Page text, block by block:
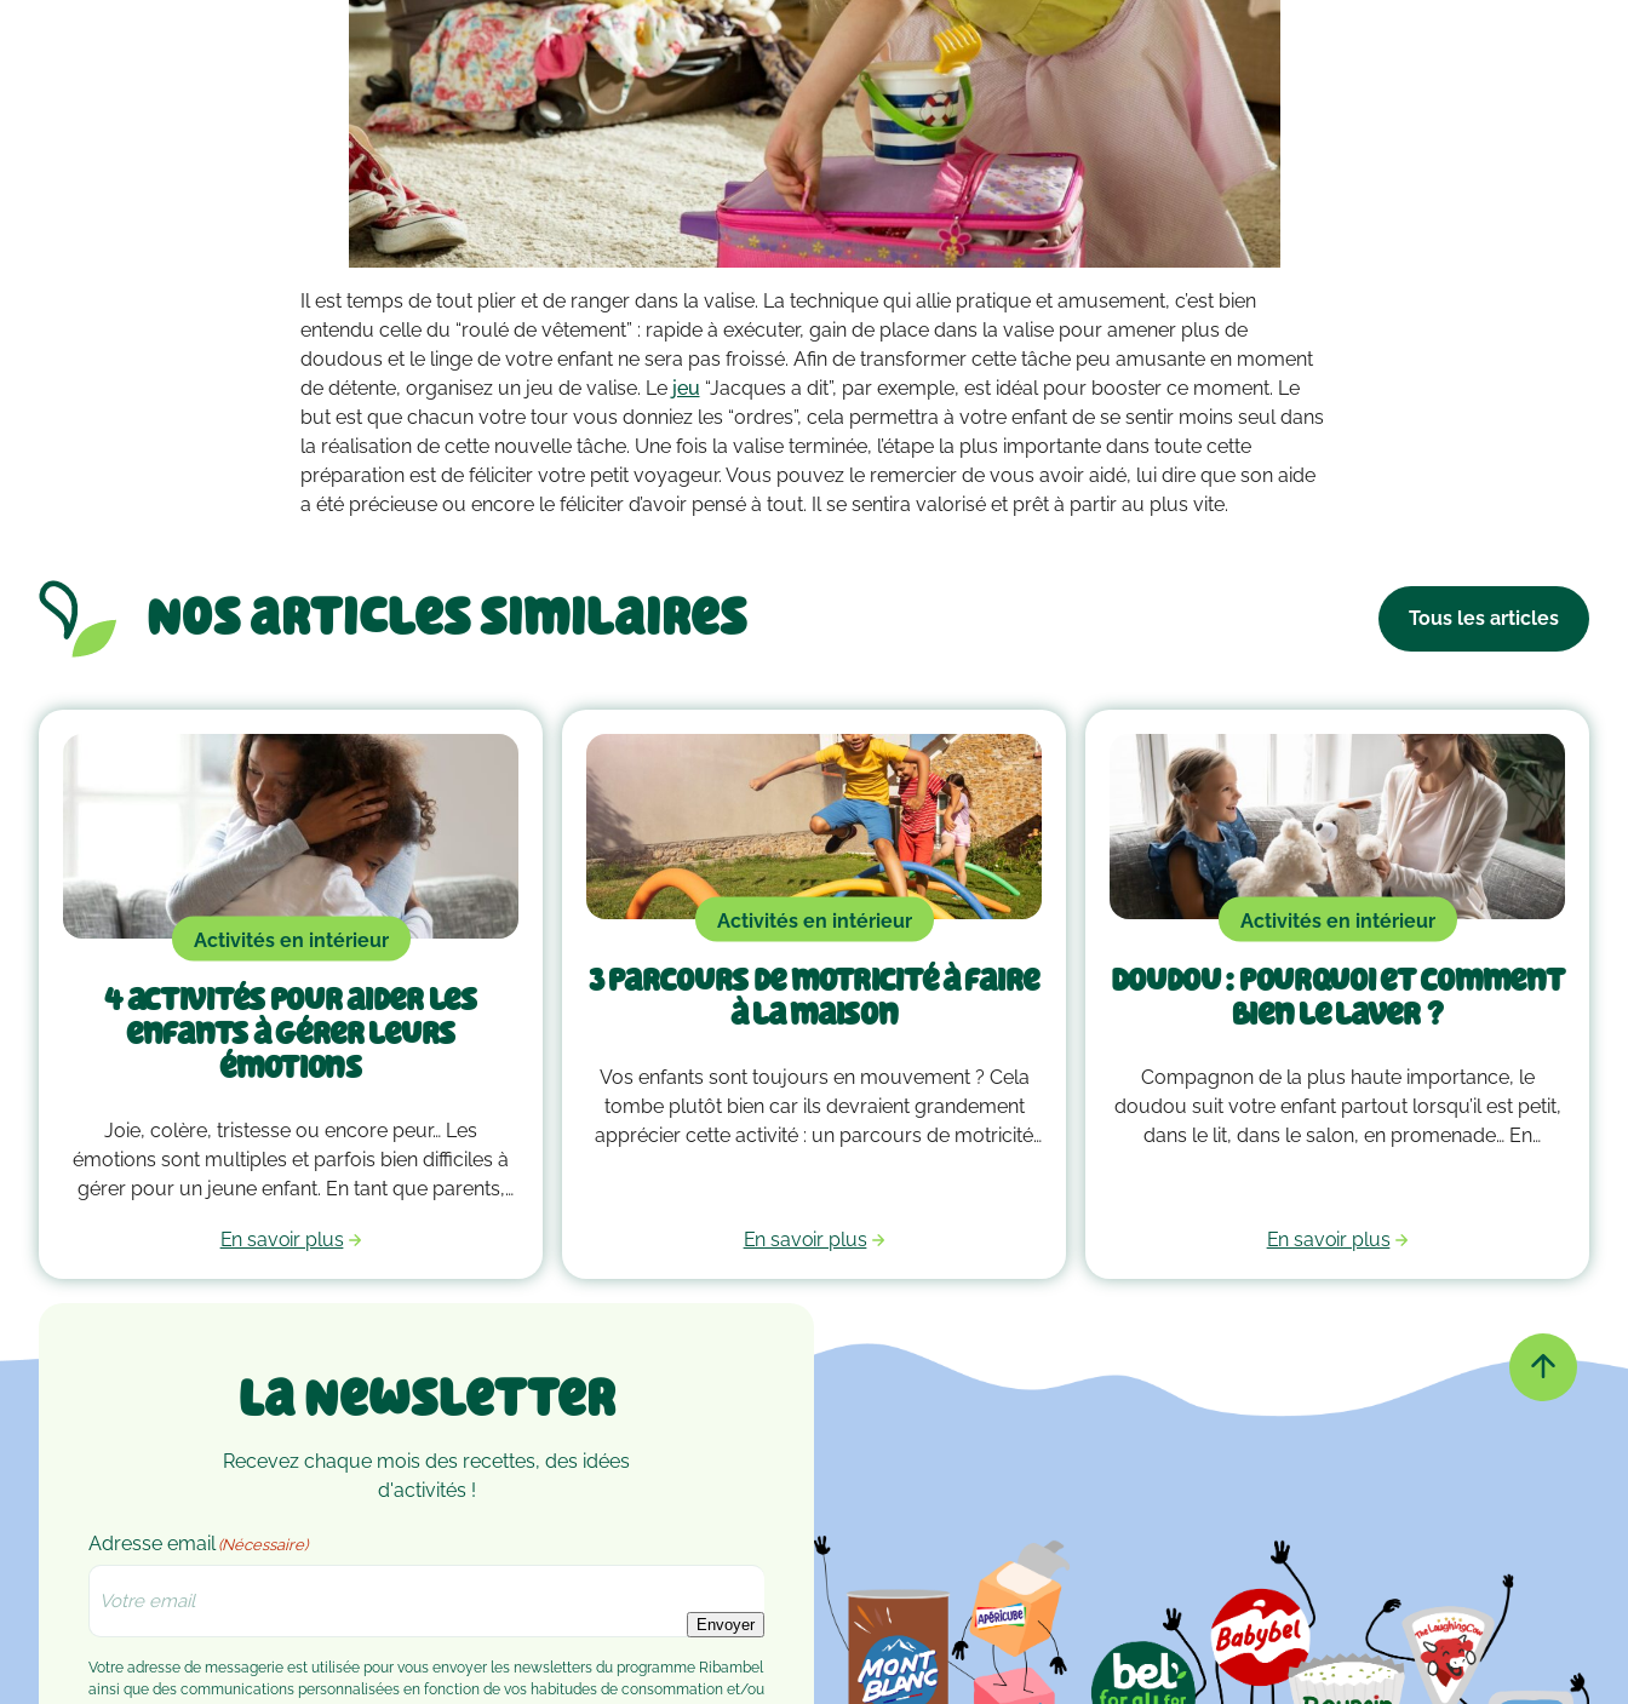
Il est temps de tout plier et de ranger dans la valise. La technique qui allie pratique et amusement, c’est bien
entendu celle du “roulé de vêtement” : rapide à exécuter, gain de place dans la valise pour amener plus de
doudous et le linge de votre enfant ne sera pas froissé. Afin de transformer cette tâche peu amusante en moment
de détente, organisez un jeu de valise. Le jeu “Jacques a dit”, par exemple, est idéal pour booster ce moment. Le
but est que chacun votre tour vous donniez les “ordres”, cela permettra à votre enfant de se sentir moins seul dans
la réalisation de cette nouvelle tâche. Une fois la valise terminée, l’étape la plus importante dans toute cette
préparation est de féliciter votre petit voyageur. Vous pouvez le remercier de vous avoir aidé, lui dire que son aide
a été précieuse ou encore le féliciter d’avoir pensé à tout. Il se sentira valorisé et prêt à partir au plus vite.
Nos articles similaires Tous les articles
Activités en intérieur
4 activités pour aider les
enfants à gérer leurs
émotions
Joie, colère, tristesse ou encore peur… Les
émotions sont multiples et parfois bien difficiles à
gérer pour un jeune enfant. En tant que parents,
et avoir parfois plus d’un tour dans votre sac pour
les accompagner. Voici quelques outils qui
En savoir plus
Activités en intérieur
3 parcours de motricité à faire
à la maison
Vos enfants sont toujours en mouvement ? Cela
tombe plutôt bien car ils devraient grandement
apprécier cette activité : un parcours de motricité
En savoir plus
Activités en intérieur
Doudou : pourquoi et comment
bien le laver ?
Compagnon de la plus haute importance, le
doudou suit votre enfant partout lorsqu’il est petit,
dans le lit, dans le salon, en promenade… En
d’autres microbes, il est peut-être temps de le
passer à la machine. Mais comment laver un
En savoir plus
La Newsletter
Recevez chaque mois des recettes, des idées
d'activités !
Adresse email (Nécessaire)
Envoyer
Votre adresse de messagerie est utilisée pour vous envoyer les newsletters du programme Ribambel
ainsi que des communications personnalisées en fonction de vos habitudes de consommation et/ou